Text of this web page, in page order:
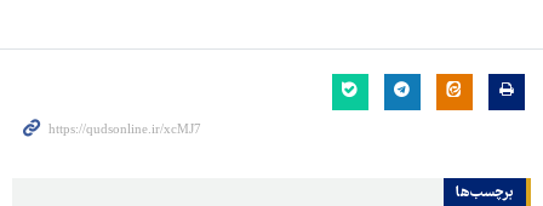
برچسب‌ها